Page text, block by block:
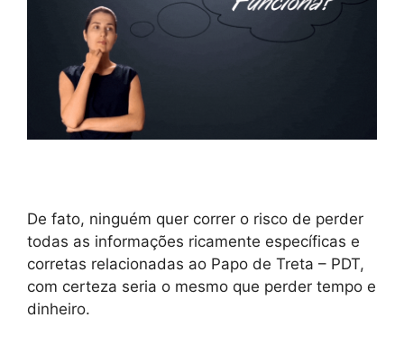
De fato, ninguém quer correr o risco de perder
todas as informações ricamente específicas e
corretas relacionadas ao Papo de Treta – PDT,
com certeza seria o mesmo que perder tempo e
dinheiro.